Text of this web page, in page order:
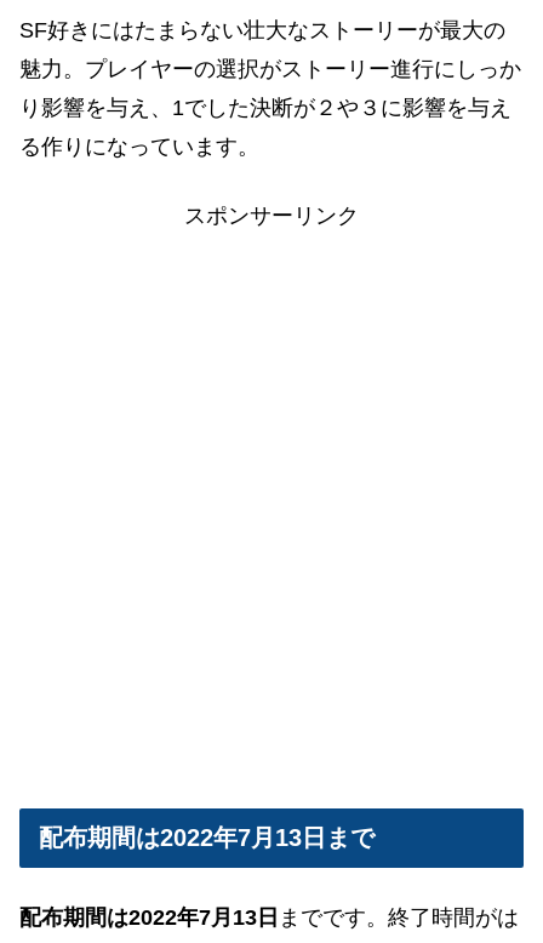
SF好きにはたまらない壮大なストーリーが最大の
魅力。プレイヤーの選択がストーリー進行にしっか
り影響を与え、1でした決断が２や３に影響を与え
る作りになっています。
スポンサーリンク
配布期間は2022年7月13日まで
配布期間は2022年7月13日 までです。 終了時間がは